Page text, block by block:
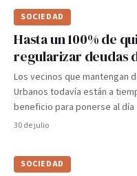
SOCIEDAD
Hasta un 100% de
regularizar deudas
Los vecinos que mantengan
Urbanos todavía están a
beneficio para ponerse al día
30 de julio
SOCIEDAD